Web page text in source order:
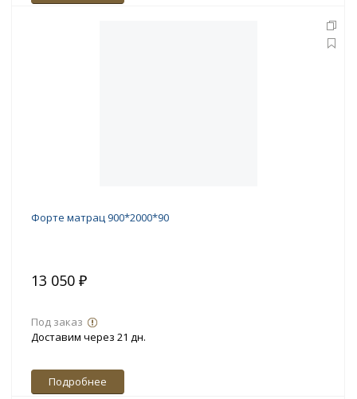
Форте матрац 900*2000*90
13 050 ₽
Под заказ
Доставим через 21 дн.
Подробнее